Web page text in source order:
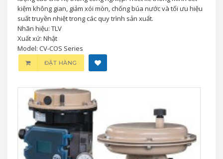
kiệm không gian, giảm xói mòn, chống búa nước và tối ưu hiệu
suất truyền nhiệt trong các quy trình sản xuất.
Nhãn hiệu: TLV
Xuất xứ: Nhật
Model: CV-COS Series
ĐẶT HÀNG